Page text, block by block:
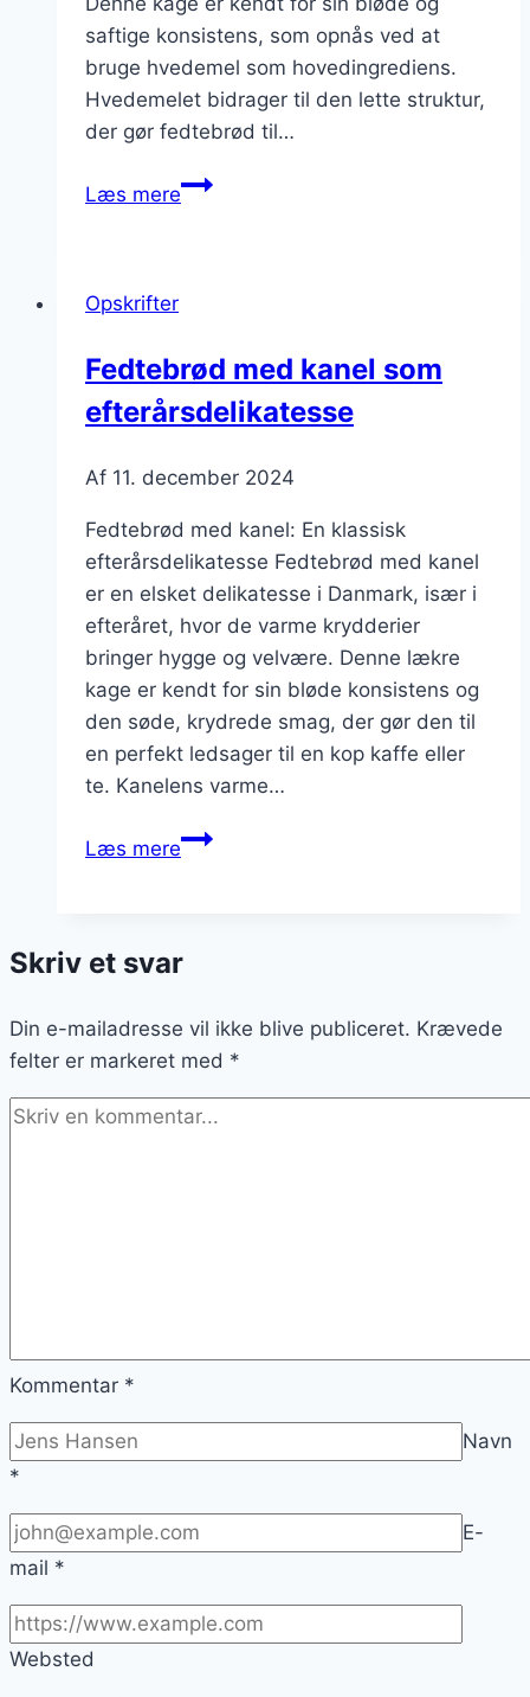
saftige konsistens, som opnås ved at
bruge hvedemel som hovedingrediens.
Hvedemelet bidrager til den lette struktur,
der gør fedtebrød til…
Læs mereFedtebrød
konsistens
Opskrifter
Fedtebrød med kanel som
efterårsdelikatesse
Af 11. december 2024
Fedtebrød med kanel: En klassisk
efterårsdelikatesse Fedtebrød med kanel
er en elsket delikatesse i Danmark, især i
efteråret, hvor de varme krydderier
bringer hygge og velvære. Denne lækre
kage er kendt for sin bløde konsistens og
den søde, krydrede smag, der gør den til
en perfekt ledsager til en kop kaffe eller
te. Kanelens varme…
Læs mereFedtebrød
efterårsdelikatesse
Skriv et svar
Din e-mailadresse vil ikke blive publiceret. Krævede
felter er markeret med *
Kommentar *
Navn
*
E-
mail *
Websted